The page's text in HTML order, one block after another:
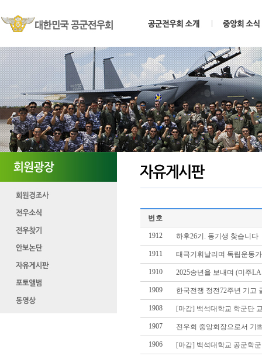
번호
1912 하후26기. 동기생 찾습니다
1911 태극기휘날리며 독립운동
1910 2025송년을 보내며 (미주
1909 한국전쟁 정전72주년 기고
1908 [마감] 백석대학교 학군단
1907 전우회 중앙회장으로서 기
1906 [마감] 백석대학교 공군학